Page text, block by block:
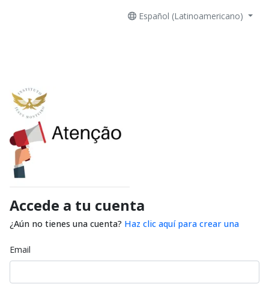
Español (Latinoamericano)
Accede a tu cuenta
¿Aún no tienes una cuenta? Haz clic aquí para crear una
Email